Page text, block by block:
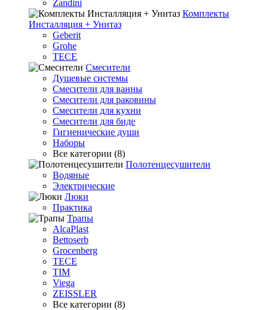
Zandini
Комплекты
Инсталляция + Унитаз
Geberit
Grohe
TECE
Смесители
Душевые системы
Смесители для ванны
Смесители для раковины
Смесители для кухни
Смесители для биде
Гигиенические души
Наборы
Все категории (8)
Полотенцесушители
Водяные
Электрические
Люки
Практика
Трапы
AlcaPlast
Bettoserb
Grocenberg
TECE
TIM
Viega
ZEISSLER
Все категории (8)